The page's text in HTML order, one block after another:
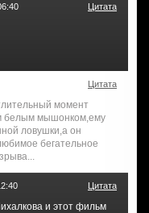
Цитата
Цитата
момент
белым мышонком,ему
ловушки,а он
бегательное
Цитата
и этот фильм